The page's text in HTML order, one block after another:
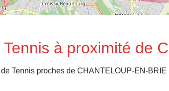
à proximité de
Tennis proches de CHANTELOUP-EN-BRIE